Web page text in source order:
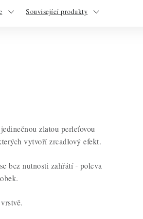
Související produkty
zlatou perleťovou
vytvoří zrcadlový efekt.
bez nutnosti zahřátí - poleva